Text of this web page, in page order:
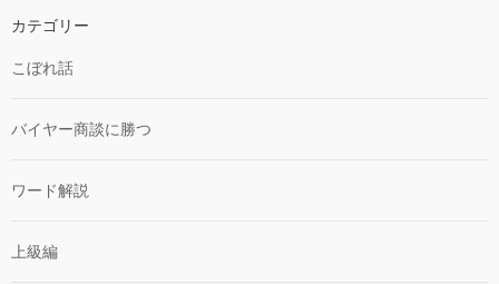
カテゴリー
こぼれ話
バイヤー商談に勝つ
ワード解説
上級編